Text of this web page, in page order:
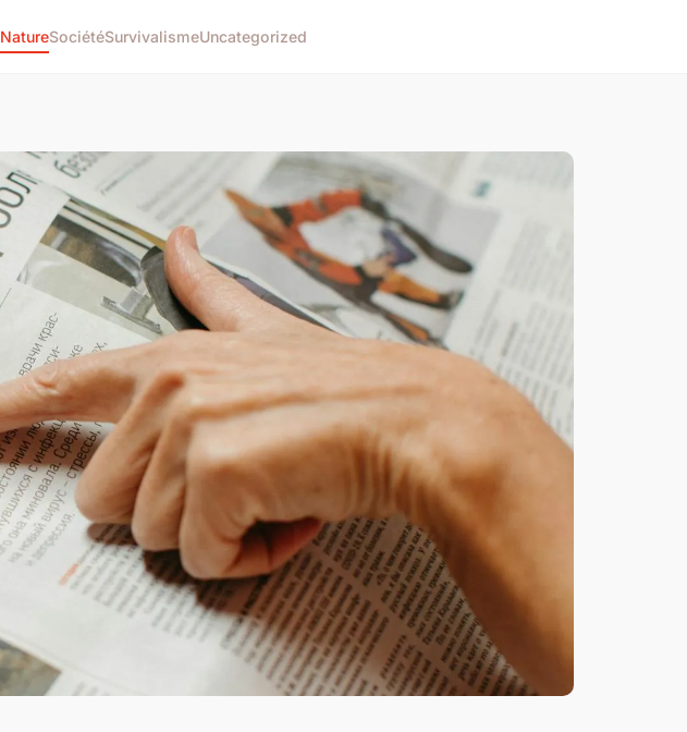
NatureSociétéSurvivalismeUncategorized